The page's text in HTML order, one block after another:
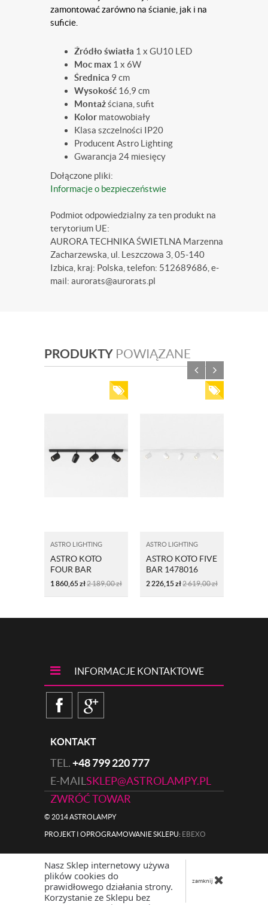
zamontować zarówno na ścianie, jak i na
suficie.
Źródło światła 1 x GU10 LED
Moc max 1 x 6W
Średnica 9 cm
Wysokość 16,9 cm
Montażściana, sufit
Kolor matowobiały
Klasa szczelności IP20
Producent Astro Lighting
Gwarancja 24 miesięcy
Dołączone pliki:
Informacje o bezpieczeństwie
Podmiot odpowiedzialny za ten produkt na
terytorium UE:
AURORA TECHNIKA ŚWIETLNA Marzenna
Zacharzewska, ul. Leszczowa 3, 05-140
Izbica, kraj: Polska, telefon: 512689686, e-
mail: aurorats@aurorats.pl
PRODUKTY POWIĄZANE
ASTRO LIGHTING
ASTRO KOTO
FOUR BAR
1478007
1 860,65zł2 189,00zł
ASTRO LIGHTING
ASTRO KOTO FIVE
BAR 1478016
2 226,15zł2 619,00zł
INFORMACJE KONTAKTOWE
KONTAKT
TEL.+48 799 220 777
E-MAIL SKLEP@ASTROLAMPY.PL
ZWRÓĆ TOWAR
© 2014 ASTROLAMPY
|
PROJEKT I OPROGRAMOWANIE SKLEPU: EBEXO
Nasz Sklep internetowy używa
plików cookies do
prawidłowego działania strony.
Korzystanie ze Sklepu bez
zamknij